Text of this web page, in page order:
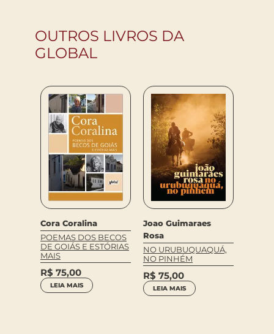
OUTROS LIVROS DA
GLOBAL
Cora Coralina
POEMAS DOS BECOS
DE GOIÁS E ESTÓRIAS
MAIS
R$ 75,00
LEIA MAIS
Joao Guimaraes
Rosa
NO URUBUQUAQUÁ,
NO PINHÉM
R$ 75,00
LEIA MAIS